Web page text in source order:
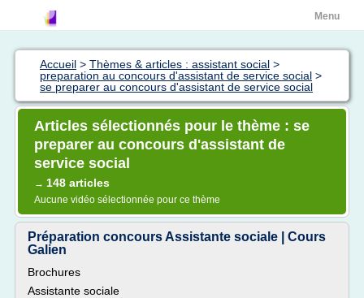
Menu
Accueil > Thèmes & articles : assistant social >
preparation au concours d'assistant de service social >
se preparer au concours d'assistant de service social
Articles sélectionnés pour le thème : se
preparer au concours d'assistant de
service social
→ 148 articles
Aucune vidéo sélectionnée pour ce thème
Préparation concours Assistante sociale | Cours
Galien
Brochures
Assistante sociale